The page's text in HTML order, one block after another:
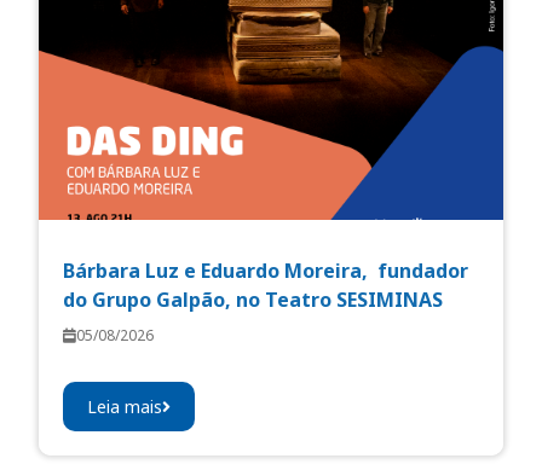
Bárbara Luz e Eduardo Moreira, fundador
do Grupo Galpão, no Teatro SESIMINAS
05/08/2026
Leia mais